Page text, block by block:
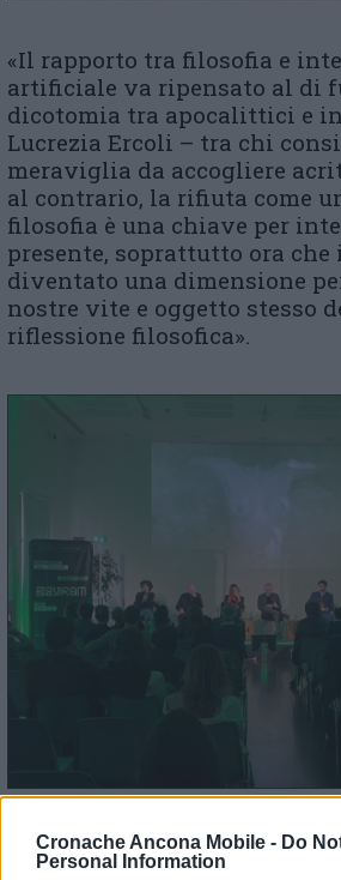
Cronache Ancona Mobile - Do
Personal Information
«Il rapporto tra filosofia e
artificiale va ripensato al di
dicotomia tra apocalittici e
Lucrezia Ercoli – tra chi
meraviglia da accogliere
al contrario, la rifiuta come
filosofia è una chiave per
presente, soprattutto ora
diventato una dimensione
nostre vite e oggetto stesso
riflessione filosofica».
Ma non è solo teoria: la